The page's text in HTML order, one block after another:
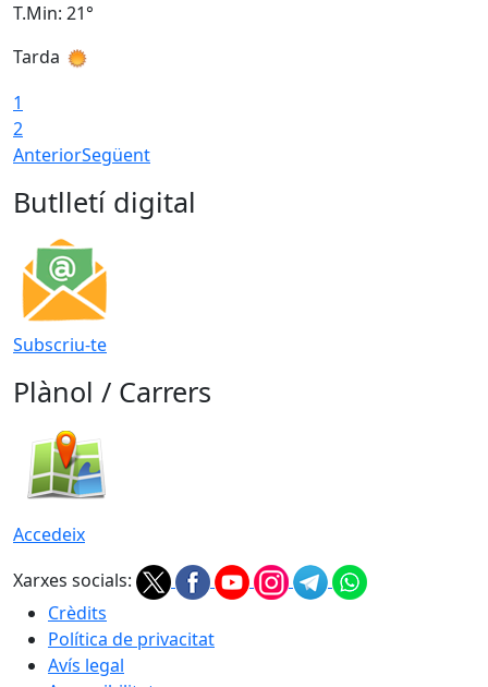
T.Min: 21°
Tarda
1
2
AnteriorSegüent
Butlletí digital
Subscriu-te
Plànol / Carrers
Accedeix
Xarxes socials:
Crèdits
Política de privacitat
Avís legal